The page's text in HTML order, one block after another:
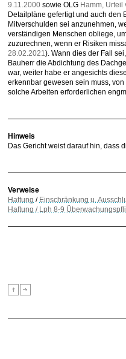
9.11.2000 sowie OLG Hamm, Urteil
Detailpläne gefertigt und auch den
Mitverschulden sei anzunehmen,
verständigen Menschen obliege,
zuzurechnen, wenn er Risiken
28.02.2021). Wann dies der Fall
Bauherr die Abdichtung des
war, weiter habe er angesichts
erkennbar gewesen sein muss,
solche Arbeiten erforderlichen
Hinweis
Das Gericht weist darauf hin, dass
Verweise
Haftung / Einschränkung u.
Haftung / Lph 8-9